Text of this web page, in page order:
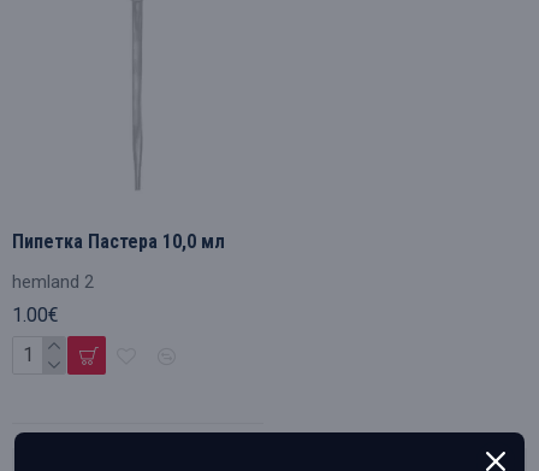
hemland 2
Пипетка Пастера 10,0 мл
1.00€